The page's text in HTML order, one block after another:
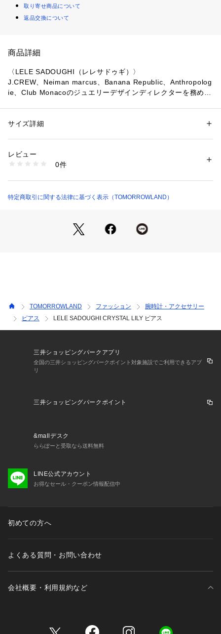
取り寄せ商品について
返品交換について
商品詳細
〈LELE SADOUGHI（レレサドゥギ）〉
J.CREW、Neiman marcus、Banana Republic、Anthropolog
ie、Club Monacoのジュエリーデザインディレクターを務めた
現在はTORY BURCHのデザインディレクターも兼任してい
機械やヴィンテージジュエリーのデッサン等からうみ出され、
独自の世界観を作りあげている。
商品番号:31-05-21-05089
性別：レディース
素材：-
商品番号：
31052105089 （ショップ）
サイズ詳細
レビュー
0件
特定商取引に関する法律に基づく表示（TOMORROWLAND）
TOMORROWLAND ファッション
腕時計・アクセサリー
ピアス
LELE SADOUGHI CRYSTAL LILY ピアス
三井ショッピングパークアプリ
全国の三井ショッピングパークポイント対象施設でご利用できるアプ
リ
三井ショッピングパークポイント
&mallデスク
ららぽーと受取なら送料無料
LINE公式アカウント
お得なセール・クーポン情報配信中
初めての方へ
よくある質問・お問い合わせ
会社概要・利用規約など